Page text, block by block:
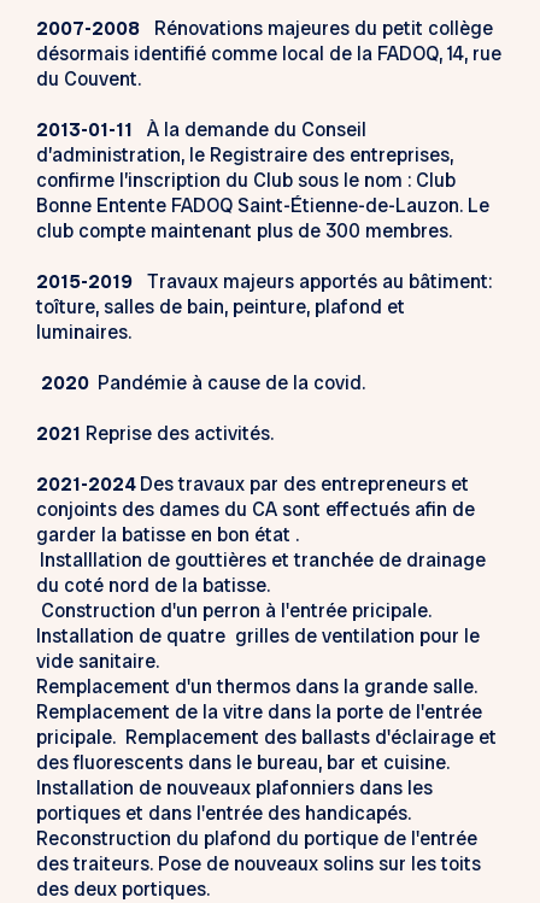
2007-2008 Rénovations majeures du petit collège
désormais identifié comme local de la FADOQ, 14, rue
du Couvent.
2013-01-11 À la demande du Conseil
d’administration, le Registraire des entreprises,
confirme l’inscription du Club sous le nom : Club
Bonne Entente FADOQ Saint-Étienne-de-Lauzon. Le
club compte maintenant plus de 300 membres.
2015-2019 Travaux majeurs apportés au bâtiment:
toîture, salles de bain, peinture, plafond et
luminaires.
2020 Pandémie à cause de la covid.
2021 Reprise des activités.
2021-2024Des travaux par des entrepreneurs et
conjoints des dames du CA sont effectués afin de
garder la batisse en bon état .
Installlation de gouttières et tranchée de drainage
du coté nord de la batisse.
Construction d'un perron à l'entrée pricipale.
Installation de quatre grilles de ventilation pour le
vide sanitaire.
Remplacement d'un thermos dans la grande salle.
Remplacement de la vitre dans la porte de l'entrée
pricipale. Remplacement des ballasts d'éclairage et
des fluorescents dans le bureau, bar et cuisine.
Installation de nouveaux plafonniers dans les
portiques et dans l'entrée des handicapés.
Reconstruction du plafond du portique de l'entrée
des traiteurs. Pose de nouveaux solins sur les toits
des deux portiques.